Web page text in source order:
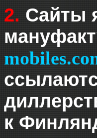
2. Cайты
к